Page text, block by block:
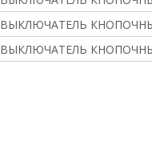
ВЫКЛЮЧАТЕЛЬ
ВЫКЛЮЧАТЕЛЬ